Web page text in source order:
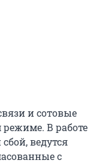
и сотовые
В работе
ведутся
с